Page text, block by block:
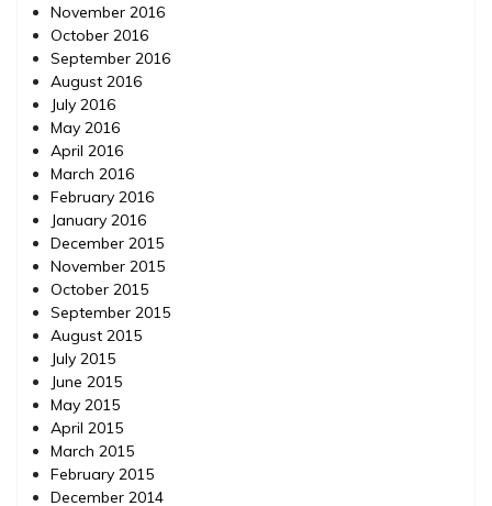
November 2016
October 2016
September 2016
August 2016
July 2016
May 2016
April 2016
March 2016
February 2016
January 2016
December 2015
November 2015
October 2015
September 2015
August 2015
July 2015
June 2015
May 2015
April 2015
March 2015
February 2015
December 2014